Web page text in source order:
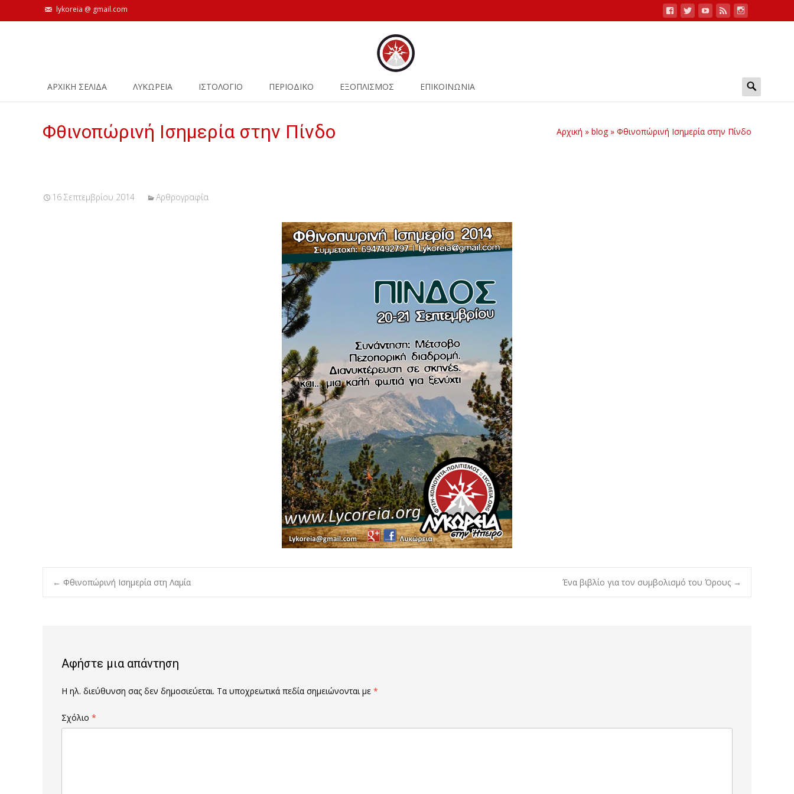
lykoreia @ gmail.com
ΑΡΧΙΚΗ ΣΕΛΙΔΑ ΛΥΚΩΡΕΙΑ ΙΣΤΟΛΌΓΙΟ ΠΕΡΙΟΔΙΚΟ ΕΞΟΠΛΙΣΜΟΣ ΕΠΙΚΟΙΝΩΝΙΑ
Search
for:
Φθινοπώρινή Ισημερία στην Πίνδο Αρχική » blog » Φθινοπώρινή Ισημερία στην Πίνδο
16 Σεπτεμβρίου 2014 Αρθρογραφία
Post
← Φθινοπώρινή Ισημερία στη Λαμία Ένα βιβλίο για τον συμβολισμό του Όρους →
Αφήστε μια απάντηση
Η ηλ. διεύθυνση σας δεν δημοσιεύεται. Τα υποχρεωτικά πεδία σημειώνονται με *
Σχόλιο *